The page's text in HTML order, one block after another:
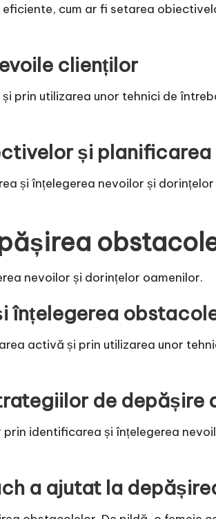
cum ar fi setarea
clienților
prin utilizarea unor tehnici de
și planificarea
și înțelegerea nevoilor și
nevoilor și dorințelor oamenilor.
înțelegerea
activă și prin utilizarea unor
de depășire
identificarea și înțelegerea
a ajutat la